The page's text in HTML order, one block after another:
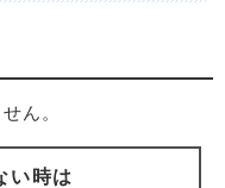
ん。
い時は